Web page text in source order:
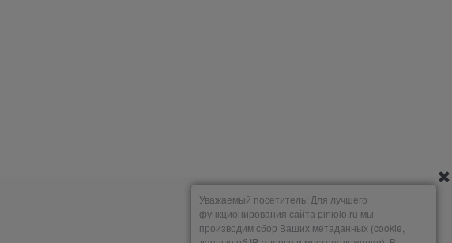
Уважаемый посетитель! Для лучшего
функционирования сайта piniolo.ru мы
производим сбор Ваших метаданных (cookie,